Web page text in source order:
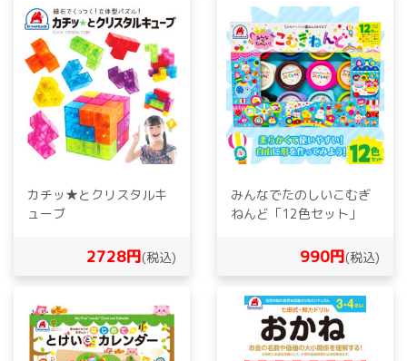
カチッ★とクリスタルキ
ューブ
2728円(税込)
みんなでたのしいこむぎ
ねんど「12色セット」
990円(税込)